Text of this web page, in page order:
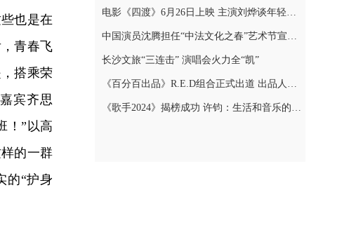
也是在
青春飞
搭乘荣
宾齐思
！”以高
的一群
的“护身
电影《四渡》6月26日上映 主演刘烨谈年轻人“躺平”
中国演员沈腾担任“中法文化之春”艺术节宣传大使
长沙文旅“三连击” 演唱会火力全“凯”
《百分百出品》R.E.D组合正式出道 出品人张艺兴泪洒现场
《歌手2024》揭榜成功 许钧：生活和音乐的本质就是真实